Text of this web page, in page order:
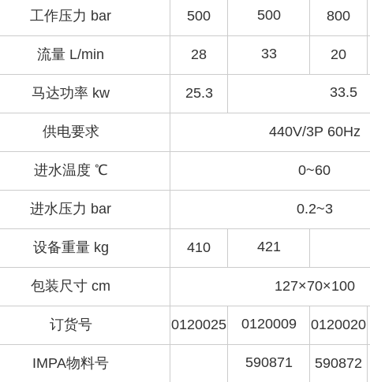
工作压力 bar 500 500 800
流量 L/min 28 33 20
马达功率 kw 25.3 33.5
供电要求 440V/3P 60Hz
进水温度 ℃ 0~60
进水压力 bar 0.2~3
设备重量 kg 410 421
包装尺寸cm 127×70×100
订货号 0120025 0120009 0120020
IMPA物料号 590871 590872